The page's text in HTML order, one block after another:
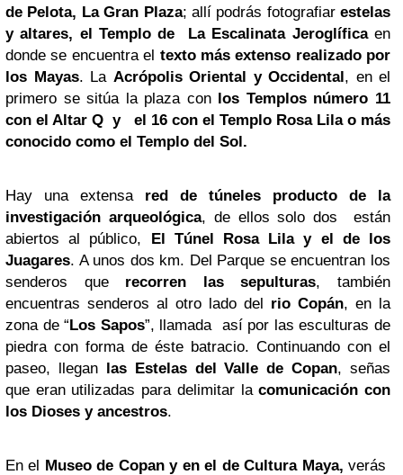
de Pelota, La Gran Plaza; allí podrás fotografiar estelas
y altares, el Templo de La Escalinata Jeroglíficaen
donde se encuentra el texto más extenso realizado por
los Mayas. La Acrópolis Oriental y Occidental, en el
primero se sitúa la plaza con los Templos número 11
con el Altar Q y el 16 con el Templo Rosa Lila o más
conocido como el Templo del Sol.
Hay una extensa red de túneles producto de la
investigación arqueológica, de ellos solo dos están
abiertos al público, El Túnel Rosa Lila y el de los
Juagares. A unos dos km. Del Parque se encuentran los
senderos que recorren las sepulturas, también
encuentras senderos al otro lado del rio Copán, en la
zona de “Los Sapos”, llamada así por las esculturas de
piedra con forma de éste batracio. Continuando con el
paseo, llegan las Estelas del Valle de Copan, señas
que eran utilizadas para delimitar lacomunicación con
los Dioses y ancestros.
En el Museo de Copan y en el de Cultura Maya, verás